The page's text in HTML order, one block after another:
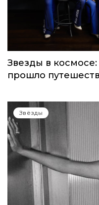
Звезды в
прошло
Звёзды